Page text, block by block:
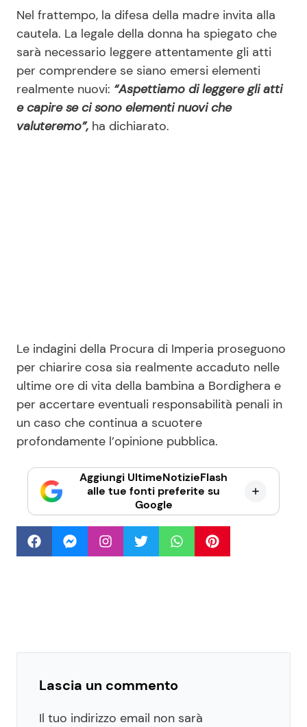
Nel frattempo, la difesa della madre invita alla
cautela. La legale della donna ha spiegato che
sarà necessario leggere attentamente gli atti
per comprendere se siano emersi elementi
realmente nuovi: “Aspettiamo di leggere gli atti
e capire se ci sono elementi nuovi che
valuteremo”, ha dichiarato.
Le indagini della Procura di Imperia proseguono
per chiarire cosa sia realmente accaduto nelle
ultime ore di vita della bambina a Bordighera e
per accertare eventuali responsabilità penali in
un caso che continua a scuotere
profondamente l’opinione pubblica.
Aggiungi UltimeNotizieFlash
alle tue fonti preferite su
Google
Lascia un commento
Il tuo indirizzo email non sarà